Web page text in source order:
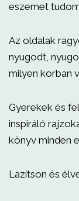
eszemet
Az oldalak
nyugodt,
milyen korban
Gyerekek és
inspiráló
könyv minden
Lazítson és